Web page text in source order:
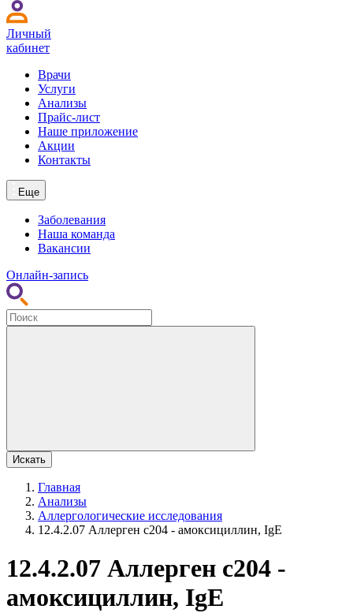
Личный
кабинет
Врачи
Услуги
Анализы
Прайс-лист
Наше приложение
Акции
Контакты
Еще
Заболевания
Наша команда
Вакансии
Онлайн-запись
Искать
Главная
Анализы
Аллергологические исследования
12.4.2.07 Аллерген c204 - амоксициллин, IgE
12.4.2.07 Аллерген c204 -
амоксициллин, IgE